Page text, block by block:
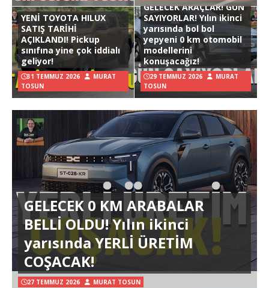
YENİ TOYOTA HILUX
SATIŞ TARİHİ
AÇIKLANDI! Pickup
sınıfına yine çok iddialı
geliyor!
31 TEMMUZ 2026
MURAT
TOSUN
GELECEK ARAÇLAR! GÜN
SAYIYORLAR! Yılın ikinci
yarısında bol bol
yepyeni 0 km otomobil
modellerini
konuşacağız!
29 TEMMUZ 2026
MURAT
TOSUN
GELECEK 0 KM ARABALAR
BELLİ OLDU! Yılın ikinci
yarısında YERLİ ÜRETİM
COŞACAK!
27 TEMMUZ 2026 MURAT TOSUN